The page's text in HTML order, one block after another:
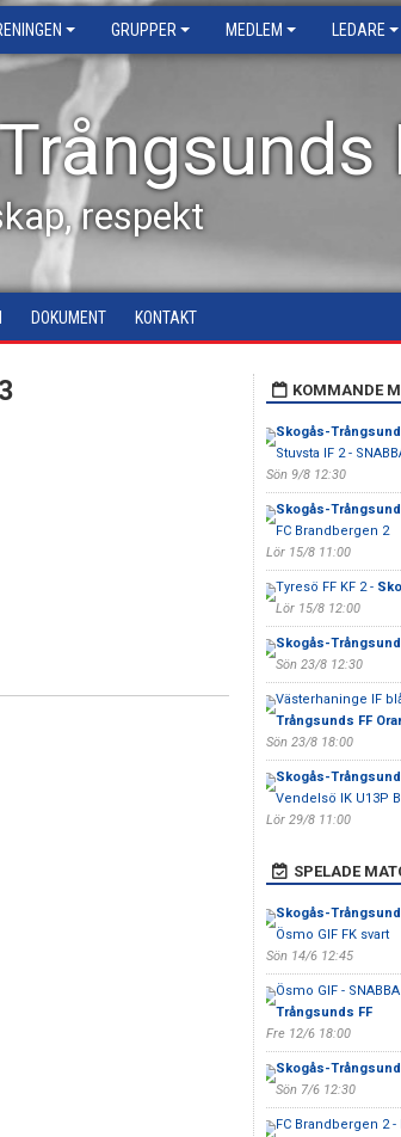
GRUPPER MEDLEM LEDARE
respekt
DOKUMENT KONTAKT
KOMMANDE
Skogås-
Stuvsta IF 2 -
Sön 9/8 12:30
Skogås-
FC Brandbergen 2
Lör 15/8 11:00
Tyresö FF KF 2 -
Lör 15/8 12:00
Skogås-
Sön 23/8 12:30
Västerhaninge IF
Trångsunds FF
Sön 23/8 18:00
Skogås-
Vendelsö IK U13P
Lör 29/8 11:00
SPELADE
Skogås-
Ösmo GIF FK svart
Sön 14/6 12:45
Ösmo GIF -
Trångsunds FF
Fre 12/6 18:00
Skogås-
Sön 7/6 12:30
FC Brandbergen 2 -